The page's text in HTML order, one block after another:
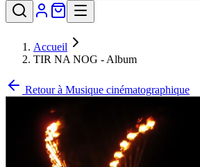
Accueil
TIR NA NOG - Album
Retour à Musique cinématographique